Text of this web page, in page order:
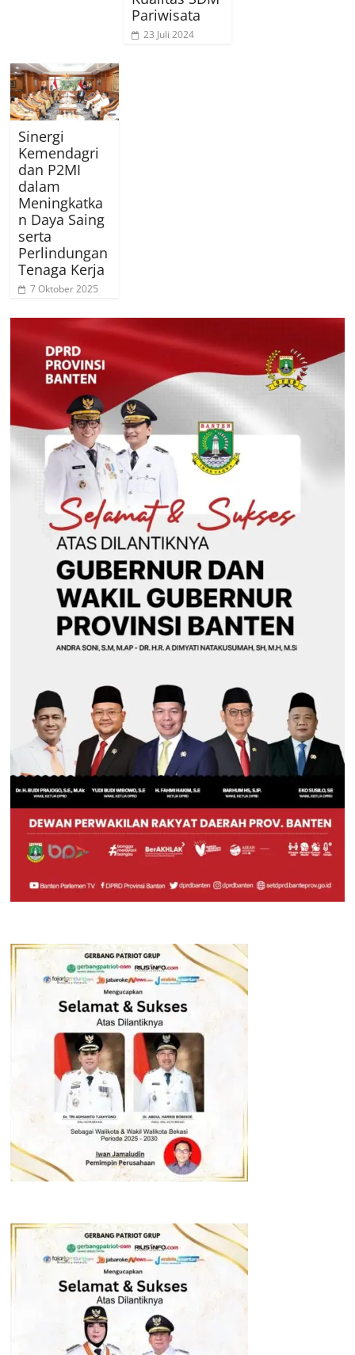
Pariwisata
23 Juli 2024
Sinergi
Kemendagri
dan P2MI
dalam
Meningkatka
n Daya Saing
serta
Perlindungan
Tenaga Kerja
7 Oktober 2025